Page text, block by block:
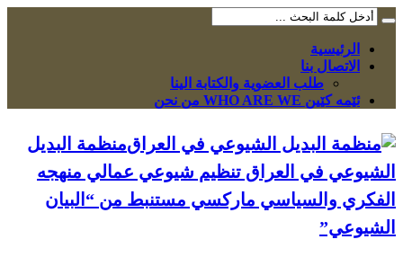
الرئيسية
الاتصال بنا
طلب العضوية والكتابة الينا
ئێمە کێین WHO ARE WE من نحن
منظمة البديل
الشيوعي في العراق تنظيم شيوعي عمالي منهجه
الفكري والسياسي ماركسي مستنبط من “البيان
الشيوعي”